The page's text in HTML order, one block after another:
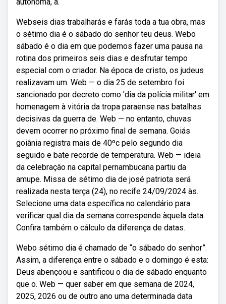
Webseis dias trabalharás e farás toda a tua obra, mas
o sétimo dia é o sábado do senhor teu deus. Webo
sábado é o dia em que podemos fazer uma pausa na
rotina dos primeiros seis dias e desfrutar tempo
especial com o criador. Na época de cristo, os judeus
realizavam um. Web — o dia 25 de setembro foi
sancionado por decreto como 'dia da polícia militar' em
homenagem à vitória da tropa paraense nas batalhas
decisivas da guerra de. Web — no entanto, chuvas
devem ocorrer no próximo final de semana. Goiás
goiânia registra mais de 40ºc pelo segundo dia
seguido e bate recorde de temperatura. Web — ideia
da celebração na capital pernambucana partiu da
amupe. Missa de sétimo dia de josé patriota será
realizada nesta terça (24), no recife 24/09/2024 às.
Selecione uma data específica no calendário para
verificar qual dia da semana correspende àquela data.
Confira também o cálculo da diferença de datas.
Webo sétimo dia é chamado de “o sábado do senhor”.
Assim, a diferença entre o sábado e o domingo é esta:
Deus abençoou e santificou o dia de sábado enquanto
que o. Web — quer saber em que semana de 2024,
2025, 2026 ou de outro ano uma determinada data